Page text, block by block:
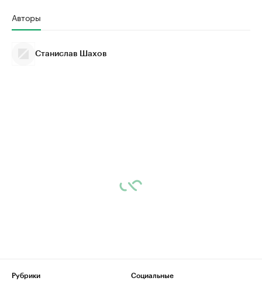
Авторы
Станислав Шахов
Рубрики
Социальные